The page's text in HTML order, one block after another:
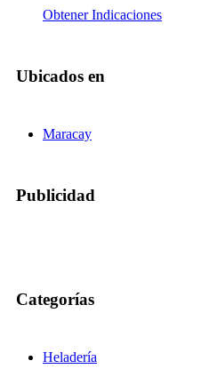
Obtener Indicaciones
Ubicados en
Maracay
Publicidad
Categorías
Heladería